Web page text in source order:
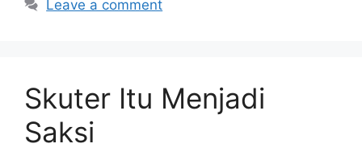
Leave a comment
Skuter Itu Menjadi
Saksi